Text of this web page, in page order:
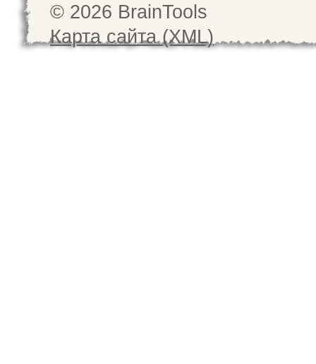
© 2026 BrainTools
Карта сайта (XML)